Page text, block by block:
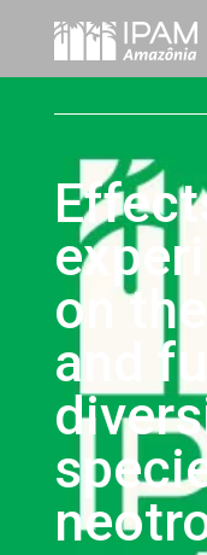
on
and